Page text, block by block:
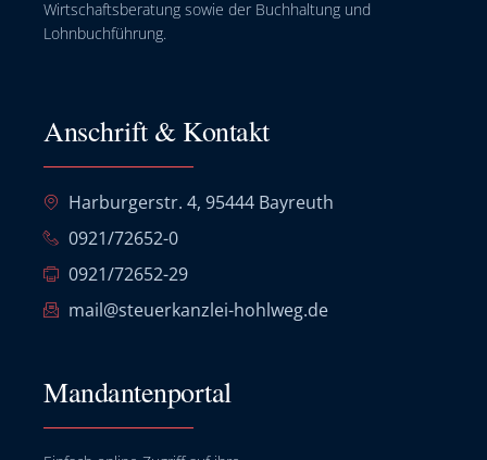
Wirtschaftsberatung sowie der Buchhaltung und
Lohnbuchführung.
Anschrift & Kontakt
Harburgerstr. 4, 95444 Bayreuth
0921/72652-0
0921/72652-29
mail@steuerkanzlei-hohlweg.de
Mandantenportal